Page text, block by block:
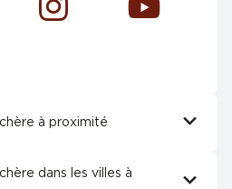
Instagram Youtube
à proximité
dans les villes à